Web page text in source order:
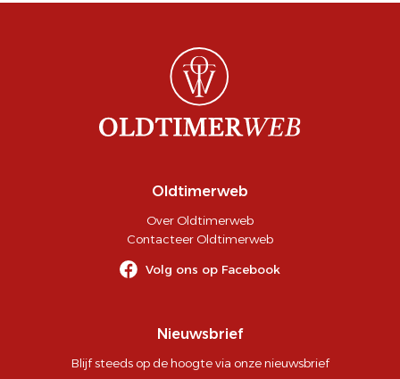
Oldtimerweb
Over Oldtimerweb
Contacteer Oldtimerweb
Volg ons op Facebook
Nieuwsbrief
Blijf steeds op de hoogte via onze nieuwsbrief